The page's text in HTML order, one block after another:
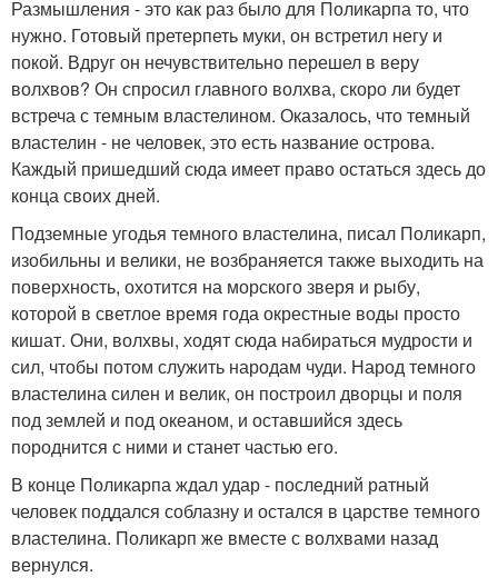
Размышления - это как раз было для Поликарпа то, что
нужно. Готовый претерпеть муки, он встретил негу и
покой. Вдруг он нечувствительно перешел в веру
волхвов? Он спросил главного волхва, скоро ли будет
встреча с темным властелином. Оказалось, что темный
властелин - не человек, это есть название острова.
Каждый пришедший сюда имеет право остаться здесь до
конца своих дней.
Подземные угодья темного властелина, писал Поликарп,
изобильны и велики, не возбраняется также выходить на
поверхность, охотится на морского зверя и рыбу,
которой в светлое время года окрестные воды просто
кишат. Они, волхвы, ходят сюда набираться мудрости и
сил, чтобы потом служить народам чуди. Народ темного
властелина силен и велик, он построил дворцы и поля
под землей и под океаном, и оставшийся здесь
породнится с ними и станет частью его.
В конце Поликарпа ждал удар - последний ратный
человек поддался соблазну и остался в царстве темного
властелина. Поликарп же вместе с волхвами назад
вернулся.